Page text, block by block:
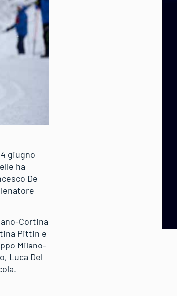
giugno
ha
De
Cortina
Pittin e
Milano-
Luca Del